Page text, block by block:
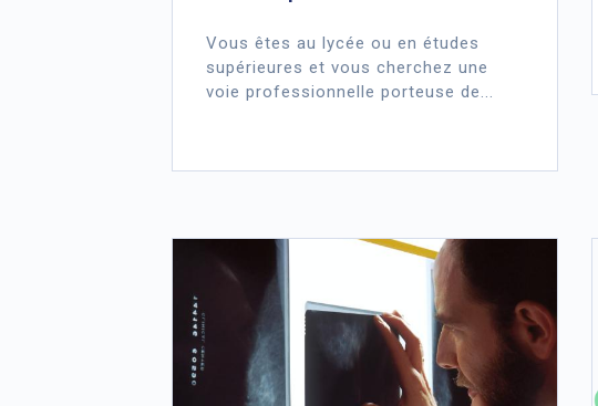
Vous êtes au lycée ou en études
supérieures et vous cherchez une
voie professionnelle porteuse de...